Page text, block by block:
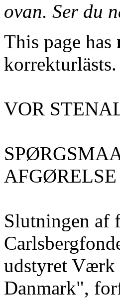
ovan. Ser du
This page has
korrekturlästs.
VOR
AFGØRELSE
Slutningen af
udstyret Værk
Danmark",